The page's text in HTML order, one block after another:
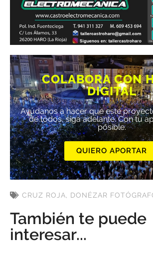
COLABORA CON
DIGITAL
Ayúdanos a hacer que este
de todos, siga adelante. Con tu
posible.
QUIERO APORTAR
CRUZ ROJA, DONÉZAR
También te puede
interesar...